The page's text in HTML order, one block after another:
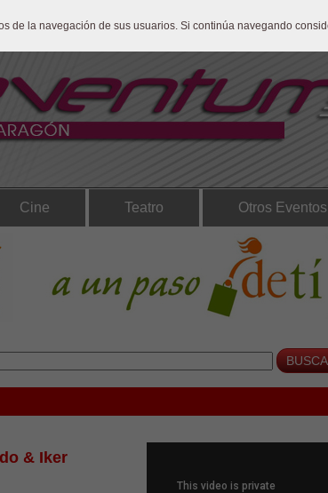
de la navegación de sus usuarios. Si continúa navegando
Cine Teatro Otros Eventos
& Iker